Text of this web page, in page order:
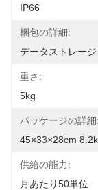
IP66
梱包の詳細:
データストレー
重さ:
5kg
パッケージの詳細:
45×33×28cm
供給の能力:
月あたり50単位